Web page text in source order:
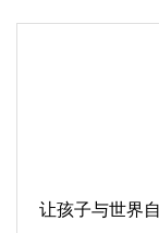
让孩子与世界